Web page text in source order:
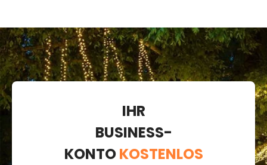
IHR
BUSINESS-
KONTOKOSTENLOS